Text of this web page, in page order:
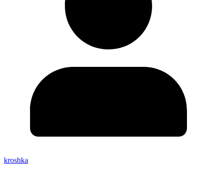
kroshka